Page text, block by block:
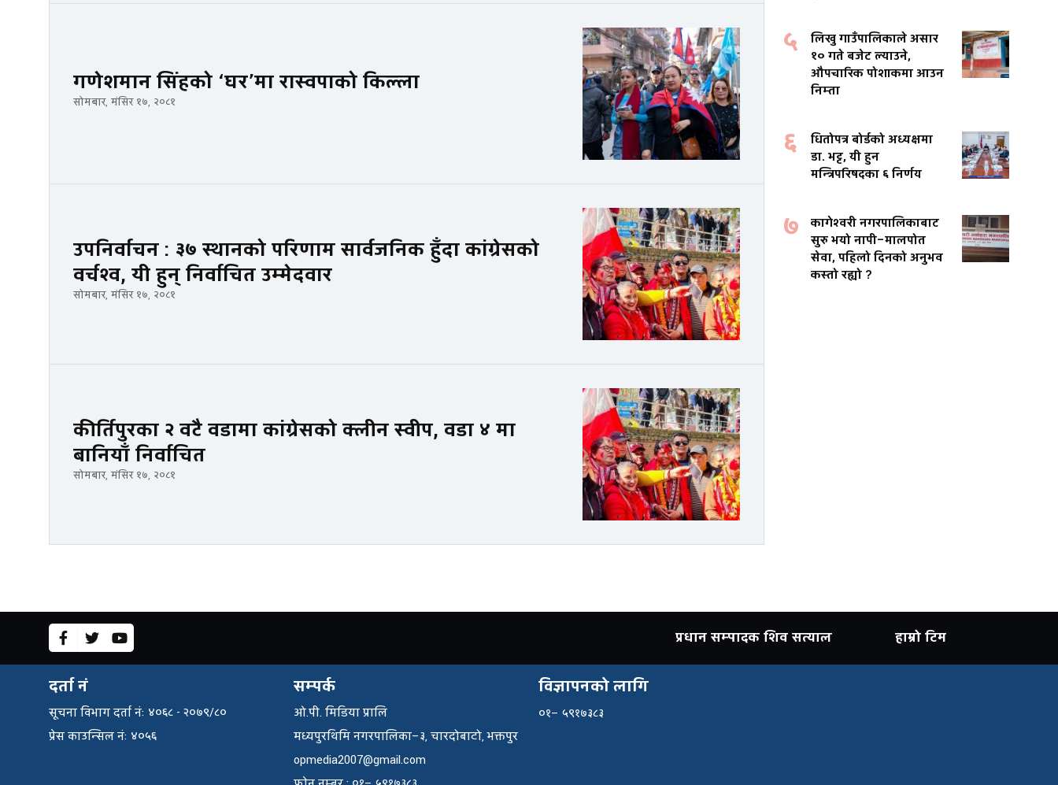
गणेशमान सिंहको ‘घर’मा रास्वपाको किल्ला
सोमबार, मंसिर १७, २०८१
उपनिर्वाचन : ३७ स्थानको परिणाम सार्वजनिक हुँदा कांग्रेसको
वर्चश्व, यी हुन् निर्वाचित उम्मेदवार
सोमबार, मंसिर १७, २०८१
कीर्तिपुरका २ वटै वडामा कांग्रेसको क्लीन स्वीप, वडा ४ मा
बानियाँ निर्वाचित
सोमबार, मंसिर १७, २०८१
५
लिखु गाउँपालिकाले असार
१० गते बजेट ल्याउने,
औपचारिक पोशाकमा आउन
निम्ता
६
धितोपत्र बोर्डको अध्यक्षमा
डा. भट्ट, यी हुन
मन्त्रिपरिषदका ६ निर्णय
७
कागेश्वरी नगरपालिकाबाट
सुरु भयो नापी–मालपोत
सेवा, पहिलो दिनको अनुभव
कस्तो रह्यो ?
प्रधान सम्पादक शिव सत्याल हाम्रो टिम
दर्ता नं
सूचना विभाग दर्ता नंः ४०६८ - २०७९/८०
प्रेस काउन्सिल नंः ४०५६
सम्पर्क
ओ.पी. मिडिया प्रालि
मध्यपुरथिमि नगरपालिका–३, चारदोबाटो, भक्तपुर
opmedia2007@gmail.com
विज्ञापनको लागि
०१– ५९१७३८३